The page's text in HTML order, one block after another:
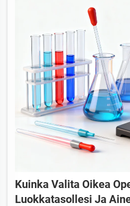
Kuinka Valita Oikea
Luokkatasollesi Ja